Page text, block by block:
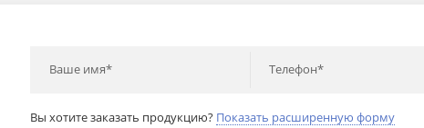
Ваше имя* Телефон*
Вы хотите заказать продукцию? Показать расширенную форму